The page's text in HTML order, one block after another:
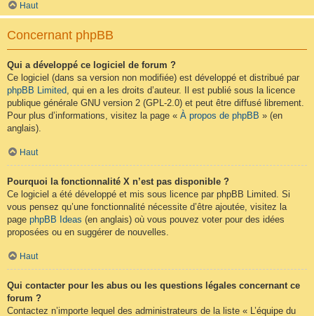
Haut
Concernant phpBB
Qui a développé ce logiciel de forum ?
Ce logiciel (dans sa version non modifiée) est développé et distribué par
phpBB Limited, qui en a les droits d’auteur. Il est publié sous la licence
publique générale GNU version 2 (GPL-2.0) et peut être diffusé librement.
Pour plus d’informations, visitez la page « À propos de phpBB » (en
anglais).
Haut
Pourquoi la fonctionnalité X n’est pas disponible ?
Ce logiciel a été développé et mis sous licence par phpBB Limited. Si
vous pensez qu’une fonctionnalité nécessite d’être ajoutée, visitez la
page phpBB Ideas (en anglais) où vous pouvez voter pour des idées
proposées ou en suggérer de nouvelles.
Haut
Qui contacter pour les abus ou les questions légales concernant ce
forum ?
Contactez n’importe lequel des administrateurs de la liste « L’équipe du